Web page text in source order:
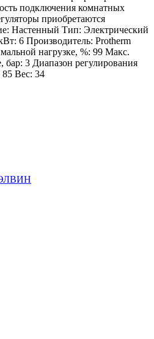
подключения комнатных
приобретаются
Настенный Тип: Электрический
6 Производитель: Protherm
нагрузке, %: 99 Макс.
бар: 3 Диапазон регулирования
Вес: 34
ЭЛВИН